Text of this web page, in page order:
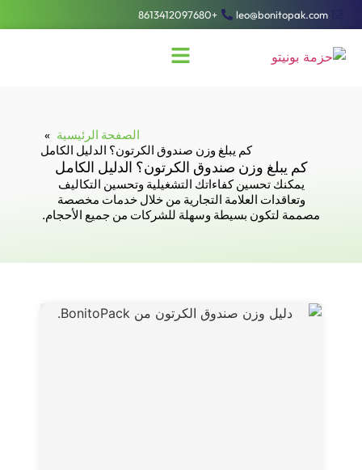
leo@bonitopak.com
+8613412097680
الصفحة الرئيسية
كم يبلغ وزن صندوق الكرتون؟ الدليل الكامل
كم يبلغ وزن صندوق الكرتون؟ الدليل الكامل
يمكنك تحسين كفاءاتك التشغيلية وتحسين التكاليف
وتعاقدات العلامة التجارية من خلال خدمات مخصصة
مصممة لتكون بسيطة وسهلة للشركات من جميع الأحجام.